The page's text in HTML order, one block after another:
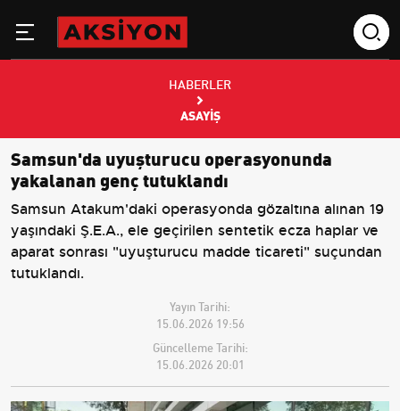
HABERLER
ASAYIŞ
Samsun'da uyuşturucu operasyonunda
yakalanan genç tutuklandı
Samsun Atakum'daki operasyonda gözaltına alınan 19
yaşındaki Ş.E.A., ele geçirilen sentetik ecza haplar ve
aparat sonrası "uyuşturucu madde ticareti" suçundan
tutuklandı.
Yayın Tarihi:
15.06.2026 19:56
Güncelleme Tarihi:
15.06.2026 20:01